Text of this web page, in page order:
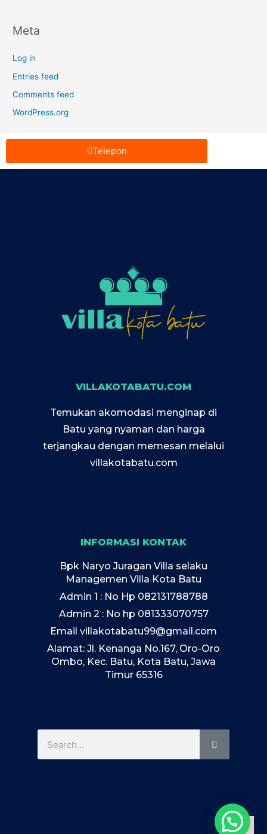
Meta
Log in
Entries feed
Comments feed
WordPress.org
Telepon
VILLAKOTABATU.COM
Temukan akomodasi menginap di
Batu yang nyaman dan harga
terjangkau dengan memesan melalui
villakotabatu.com
INFORMASI KONTAK
Bpk Naryo Juragan Villa selaku
Managemen Villa Kota Batu
Admin 1 : No Hp 082131788788
Admin 2 : No hp 081333070757
Email villakotabatu99@gmail.com
Alamat: Jl. Kenanga No.167, Oro-Oro
Ombo, Kec. Batu, Kota Batu, Jawa
Timur 65316
Search